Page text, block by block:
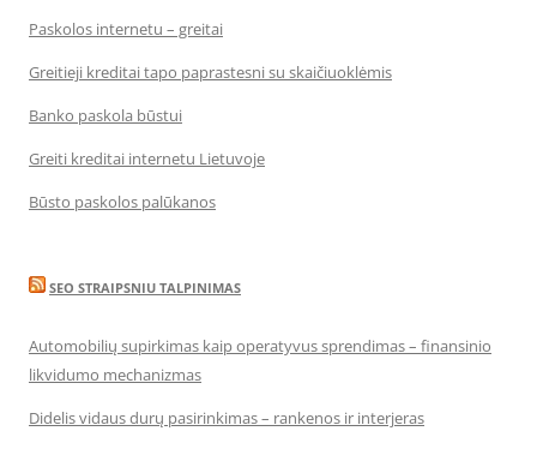
Paskolos internetu – greitai
Greitieji kreditai tapo paprastesni su skaičiuoklėmis
Banko paskola būstui
Greiti kreditai internetu Lietuvoje
Būsto paskolos palūkanos
SEO STRAIPSNIU TALPINIMAS
Automobilių supirkimas kaip operatyvus sprendimas – finansinio
likvidumo mechanizmas
Didelis vidaus durų pasirinkimas – rankenos ir interjeras